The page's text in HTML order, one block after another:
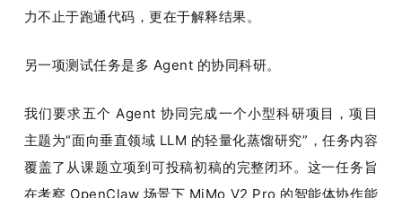
力不止于跑通代码，更在于解释结果。
另一项测试任务是多 Agent 的协同科研。
我们要求五个 Agent 协同完成一个小型科研项目，项目
主题为“面向垂直领域 LLM 的轻量化蒸馏研究”，任务内容
覆盖了从课题立项到可投稿初稿的完整闭环。这一任务旨
在考察 OpenClaw 场景下 MiMo V2 Pro 的智能体协作能